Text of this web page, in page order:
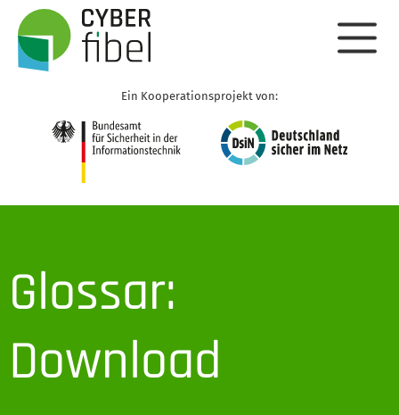
Ein Kooperationsprojekt von:
Glossar:
Download